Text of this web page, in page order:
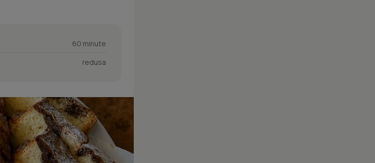
60 minute
redusa